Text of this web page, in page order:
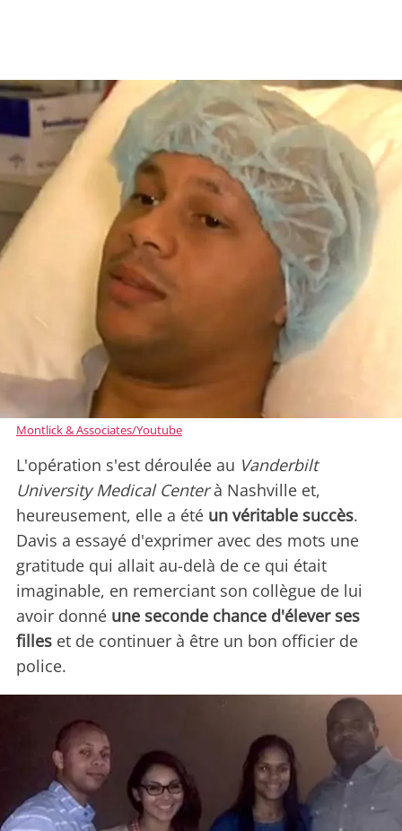
Montlick & Associates/Youtube
L'opération s'est déroulée au Vanderbilt
University Medical Centerà Nashville et,
heureusement, elle a été un véritable succès.
Davis a essayé d'exprimer avec des mots une
gratitude qui allait au-delà de ce qui était
imaginable, en remerciant son collègue de lui
avoir donné une seconde chance d'élever ses
filles et de continuer à être un bon officier de
police.